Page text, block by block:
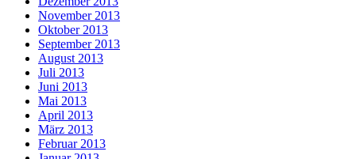
November 2013
Oktober 2013
September 2013
August 2013
Juli 2013
Juni 2013
Mai 2013
April 2013
März 2013
Februar 2013